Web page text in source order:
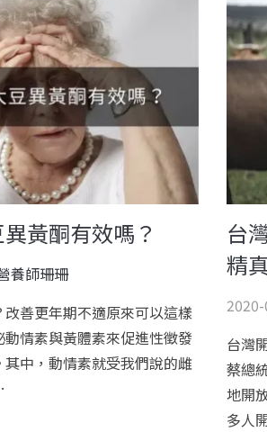
黃酮有效嗎？
養師珊珊
善更年期不適原來可以這樣
情素與黃體素來促進性徵發
中，動情素就受我們說的雌
台
精
台灣
蔡總
地開
多人